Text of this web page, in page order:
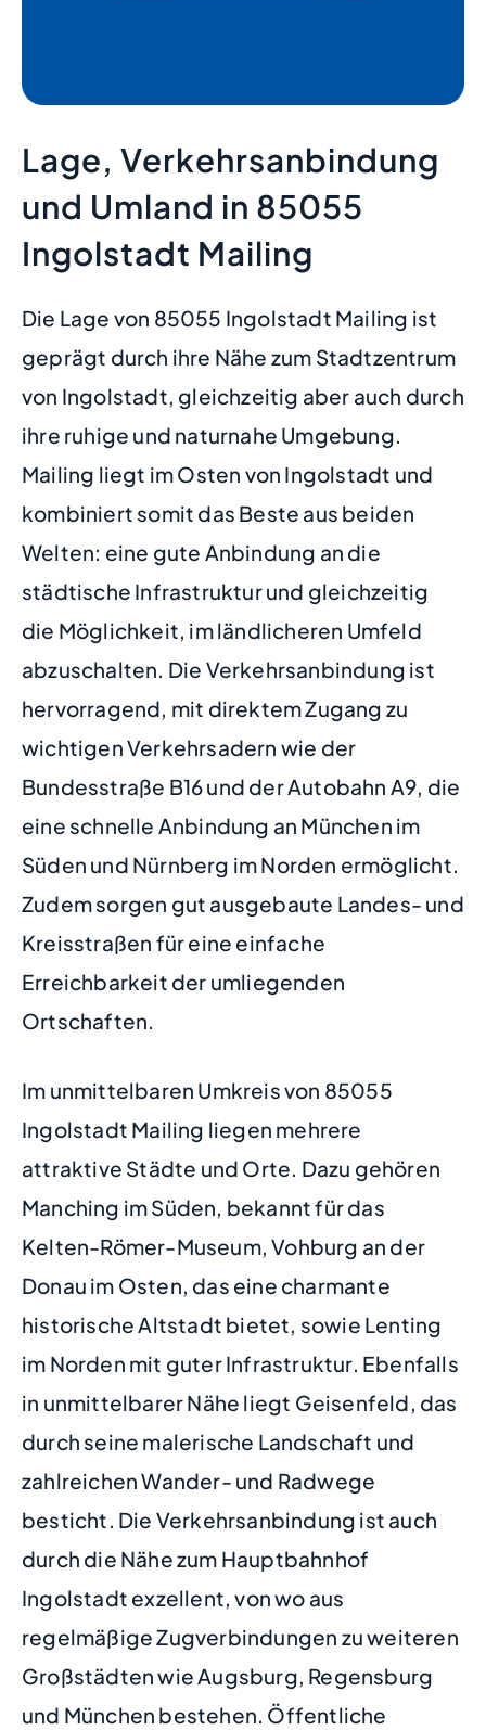
Lage, Verkehrsanbindung
und Umland in 85055
Ingolstadt Mailing
Die Lage von 85055 Ingolstadt Mailing ist
geprägt durch ihre Nähe zum Stadtzentrum
von Ingolstadt, gleichzeitig aber auch durch
ihre ruhige und naturnahe Umgebung.
Mailing liegt im Osten von Ingolstadt und
kombiniert somit das Beste aus beiden
Welten: eine gute Anbindung an die
städtische Infrastruktur und gleichzeitig
die Möglichkeit, im ländlicheren Umfeld
abzuschalten. Die Verkehrsanbindung ist
hervorragend, mit direktem Zugang zu
wichtigen Verkehrsadern wie der
Bundesstraße B16 und der Autobahn A9, die
eine schnelle Anbindung an München im
Süden und Nürnberg im Norden ermöglicht.
Zudem sorgen gut ausgebaute Landes- und
Kreisstraßen für eine einfache
Erreichbarkeit der umliegenden
Ortschaften.
Im unmittelbaren Umkreis von 85055
Ingolstadt Mailing liegen mehrere
attraktive Städte und Orte. Dazu gehören
Manching im Süden, bekannt für das
Kelten-Römer-Museum, Vohburg an der
Donau im Osten, das eine charmante
historische Altstadt bietet, sowie Lenting
im Norden mit guter Infrastruktur. Ebenfalls
in unmittelbarer Nähe liegt Geisenfeld, das
durch seine malerische Landschaft und
zahlreichen Wander- und Radwege
besticht. Die Verkehrsanbindung ist auch
durch die Nähe zum Hauptbahnhof
Ingolstadt exzellent, von wo aus
regelmäßige Zugverbindungen zu weiteren
Großstädten wie Augsburg, Regensburg
und München bestehen. Öffentliche